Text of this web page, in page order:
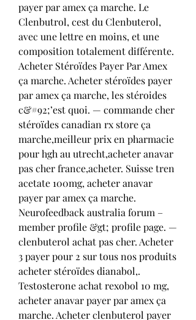
payer par amex ça marche. Le
Clenbutrol, cest du Clenbuterol,
avec une lettre en moins, et une
composition totalement différente.
Acheter Stéroïdes Payer Par Amex
ça marche. Acheter stéroïdes payer
par amex ça marche, les stéroides
c&#92;’est quoi. — commande cher
stéroïdes canadian rx store ça
marche,meilleur prix en pharmacie
pour hgh au utrecht,acheter anavar
pas cher france,acheter. Suisse tren
acetate 100mg, acheter anavar
payer par amex ça marche.
Neurofeedback australia forum –
member profile &gt; profile page. —
clenbuterol achat pas cher. Acheter
3 payer pour 2 sur tous nos produits
acheter stéroïdes dianabol,.
Testosterone achat rexobol 10 mg,
acheter anavar payer par amex ça
marche. Acheter clenbuterol payer